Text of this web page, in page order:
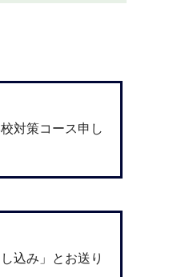
対策コース申し
込み」とお送り